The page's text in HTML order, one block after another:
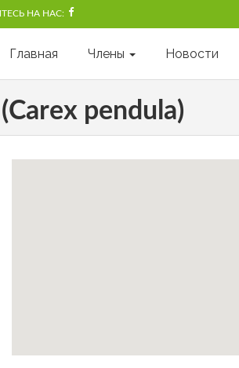
НА НАС:
Главная Члены Новости
pendula)